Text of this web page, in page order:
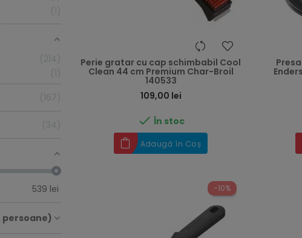
1
214
1
167
34
539 lei
Perie gratar cu cap schimbabil Cool
Clean 44 cm Premium Char-Broil
140533
109,00 lei
 În stoc
Adaugă în Coș
-10%